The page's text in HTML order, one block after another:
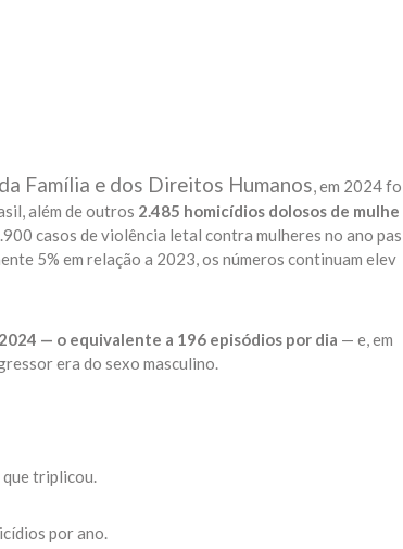
Família e dos Direitos Humanos, em 2024 fo
além de outros 2.485 homicídios dolosos de mulhe
casos de violência letal contra mulheres no ano pas
5% em relação a 2023, os números continuam elev
— o equivalente a 196 episódios por dia — e, em
era do sexo masculino.
que triplicou.
por ano.